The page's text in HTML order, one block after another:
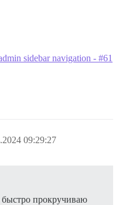
sidebar navigation - #61
09:29:27
быстро прокручиваю